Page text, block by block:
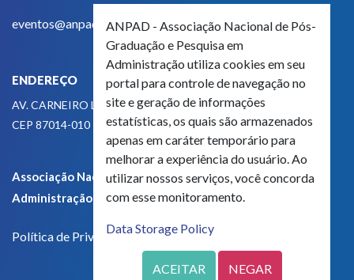
eventos@anpad.org.br
ENDEREÇO
AV. CARNEIRO LEÃO, 825
CEP 87014-010 - MARINGÁ, PR, BRASIL
Associação Nacional de Pós-Graduação e Pesquisa em
Administração - CNPJ 42.595.652/0001-66
Política de Privacidade
ANPAD - Associação Nacional de Pós-
Graduação e Pesquisa em
Administração utiliza cookies em seu
portal para controle de navegação no
site e geração de informações
estatísticas, os quais são armazenados
apenas em caráter temporário para
melhorar a experiência do usuário. Ao
utilizar nossos serviços, você concorda
com esse monitoramento.
Data Storage Policy
ACEITAR NEGAR